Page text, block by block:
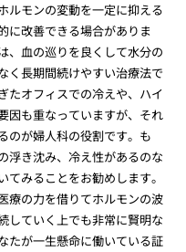
ルモンの変動を一定に抑える
に改善できる場合がありま
、血の巡りを良くして水分の
く長期間続けやすい治療法で
たオフィスでの冷えや、ハイ
因も重なっていますが、それ
のが婦人科の役割です。も
浮き沈み、冷え性があるのな
みることをお勧めします。
療の力を借りてホルモンの波
していく上でも非常に賢明な
たが一生懸命に働いている証